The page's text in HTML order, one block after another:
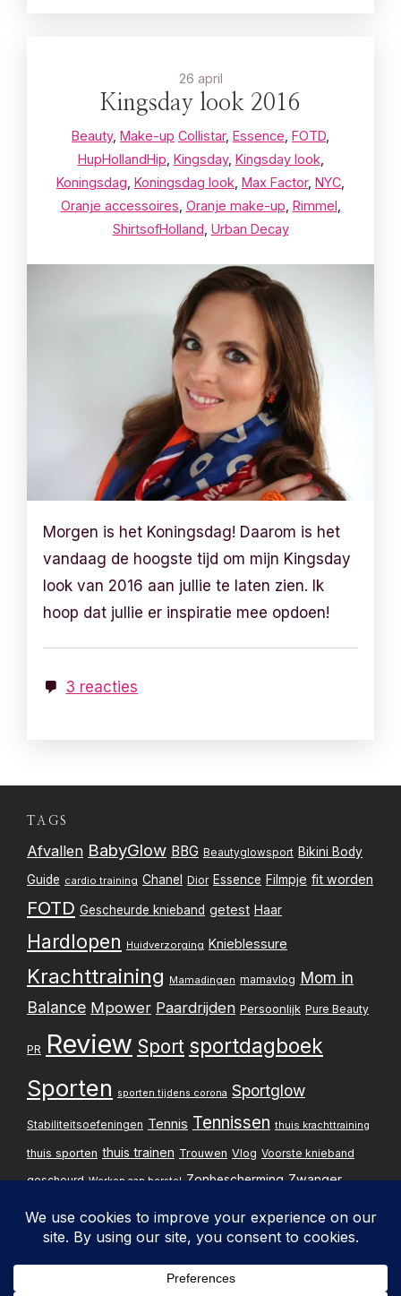
26 april
Kingsday look 2016
Beauty, Make-up Collistar, Essence FOTD
HupHollandHip Kingsday, Kingsday look
Koningsdag Koningsdag look Max Factor, NYC
Oranje accessoires Oranje make-up Rimmel
ShirtsofHolland Urban Decay
Morgen is het Koningsdag! Daarom is het
vandaag de hoogste tijd om mijn Kingsday
look van 2016 aan jullie te laten zien. Ik
hoop dat jullie er inspiratie mee opdoen!
3 reacties
TAGS
Afvallen BabyGlow BBG Beautyglowsport Bikini Body
Guide cardio training Chanel Dior Essence Filmpje fit worden
FOTD Gescheurde knieband getest Haar
Hardlopen Huidverzorging Knieblessure
Krachttraining Mamadingen mamavlog Mom in
Balance Mpower Paardrijden Persoonlijk Pure Beauty
PR Review Sport sportdagboek
Sporten sporten tijdens corona Sportglow
Stabiliteitsoefeningen Tennis Tennissen thuis krachttraining
thuis sporten thuis trainen Trouwen Vlog Voorste knieband
gescheurd Werken aan herstel Zonbescherming Zwanger